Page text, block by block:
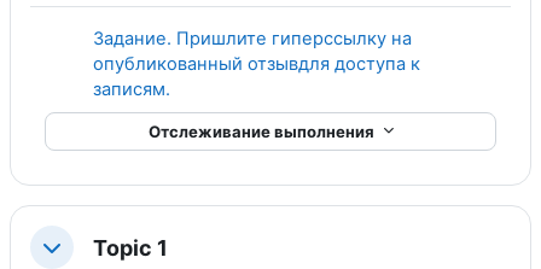
Задание. Пришлите гиперссылку на
опубликованный отзывдля доступа к
записям.
Отслеживание выполнения
СвернутьTopic 1